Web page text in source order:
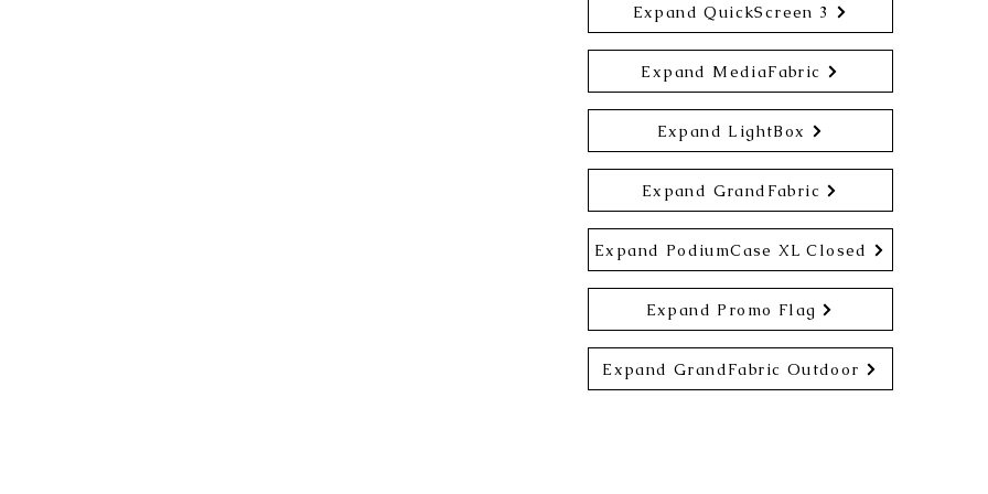
Expand QuickScreen 3
Expand MediaFabric
Expand LightBox
Expand GrandFabric
Expand PodiumCase XL Closed
Expand Promo Flag
Expand GrandFabric Outdoor